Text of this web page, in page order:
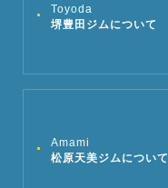
Toyoda
堺豊田ジムについて
Amami
松原天美ジムについて